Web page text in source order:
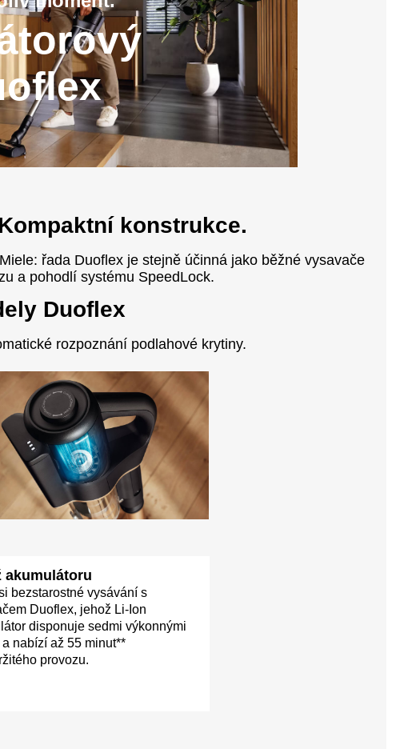
konstrukce.
řada Duoflex je stejně účinná jako běžné vysavače
a pohodlí systému SpeedLock.
Duoflex
rozpoznání podlahové krytiny.
akumulátoru
bezstarostné vysávání s
Duoflex, jehož Li-Ion
disponuje sedmi výkonnými
nabízí až 55 minut**
provozu.